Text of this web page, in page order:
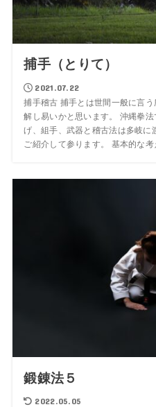
捕手（とりて）
2021.07.22
捕手稽古 捕手とは世間一般に言
解し易いかと思います。 沖縄拳
げ、組手、武器と稽古法は多岐に
ご紹介して参ります。 基本的な考
鍛錬法５
2022.05.05